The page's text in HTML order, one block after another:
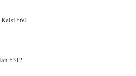
Kelsi †60
†312